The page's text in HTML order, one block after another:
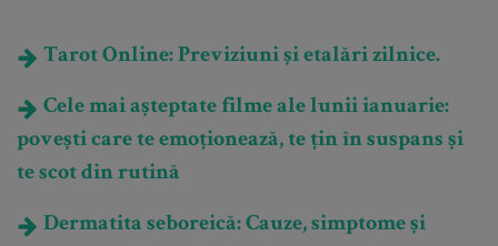
Tarot Online: Previziuni și etalări zilnice.
Cele mai așteptate filme ale lunii ianuarie:
povești care te emoționează, te țin în suspans și
te scot din rutină
Dermatita seboreică: Cauze, simptome și